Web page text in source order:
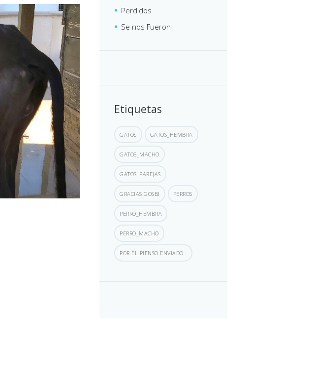
Perdidos
Se nos Fueron
Etiquetas
GATOS GATOS_HEMBRA
GATOS_MACHO
GATOS_PAREJAS
GRACIAS GOSBI PERROS
PERRO_HEMBRA
PERRO_MACHO
POR EL PIENSO ENVIADO .